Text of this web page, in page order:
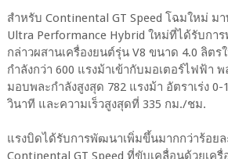
สำหรับ Continental GT Speed โฉมใหม่
Ultra Performance Hybrid ใหม่ที่ได้รับกา
กล่าวผสานเครื่องยนต์รุ่น V8 ขนาด 4.0 ลิต
กำลังกว่า 600 แรงม้าเข้ากับมอเตอร์ไฟฟ้า พ
มอบพละกำลังสูงสุด 782 แรงม้า อัตราเร่ง
วินาที และความเร็วสูงสุดที่ 335 กม./ชม.
แรงบิดได้รับการพัฒนาเพิ่มขึ้นมากกว่าร้อยล
Continental GT Speed ที่ขับเคลื่อนด้วยเครื่